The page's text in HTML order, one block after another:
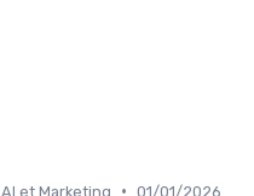
AI et Marketing • 01/01/2026